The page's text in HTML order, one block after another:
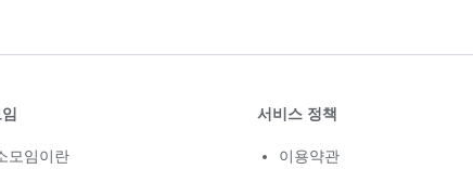
모임이란
서비스 정책
이용약관